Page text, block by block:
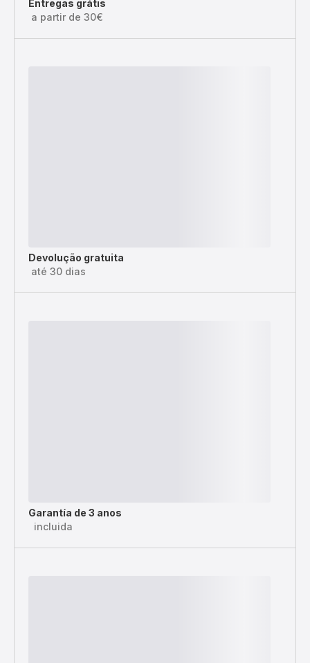
Entregas grátis
a partir de 30€
Devolução gratuita
até 30 dias
Garantía de 3 anos
incluida